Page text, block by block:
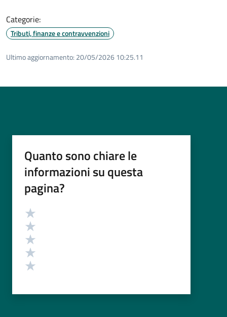
Categorie:
Tributi, finanze e contravvenzioni
Ultimo aggiornamento: 20/05/2026 10:25.11
Quanto sono chiare le
informazioni su questa
pagina?
Valutazione